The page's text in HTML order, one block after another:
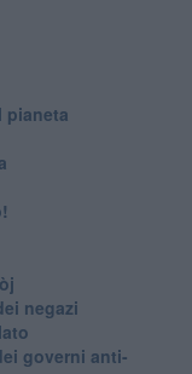
pianeta
negazi
governi anti-